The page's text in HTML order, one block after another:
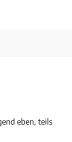
eben, teils